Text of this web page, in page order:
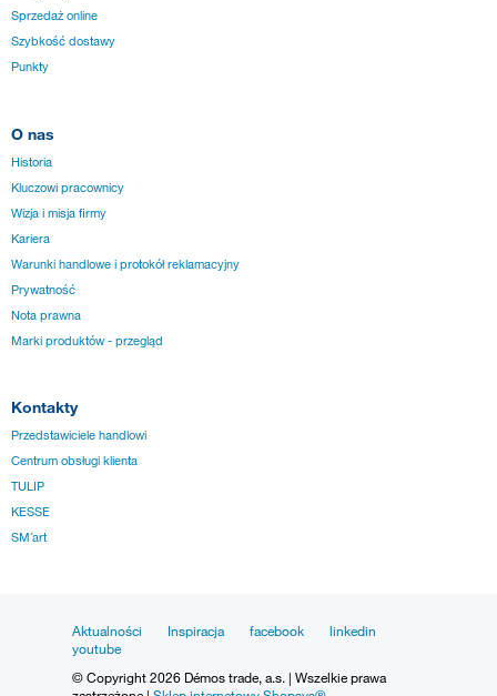
Sprzedaż online
Szybkość dostawy
Punkty
O nas
Historia
Kluczowi pracownicy
Wizja i misja firmy
Kariera
Warunki handlowe i protokół reklamacyjny
Prywatność
Nota prawna
Marki produktów - przegląd
Kontakty
Przedstawiciele handlowi
Centrum obsługi klienta
TULIP
KESSE
SM´art
Aktualności Inspiracja facebook
linkedin
youtube
© Copyright 2026 Démos trade, a.s. | Wszelkie prawa